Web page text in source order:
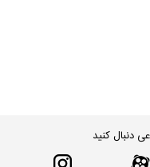
دنبال کنید